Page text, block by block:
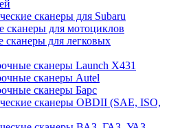
сканеры для Subaru
сканеры для мотоциклов
для легковых
сканеры Launch X431
сканеры Autel
сканеры Барс
сканеры OBDII (SAE, ISO,